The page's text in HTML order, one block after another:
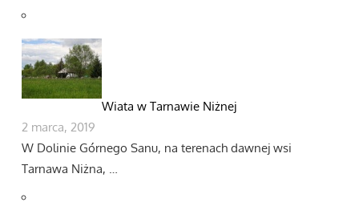
Wiata w Tarnawie Niżnej
2 marca, 2019
W Dolinie Górnego Sanu, na terenach dawnej wsi
Tarnawa Niżna, …